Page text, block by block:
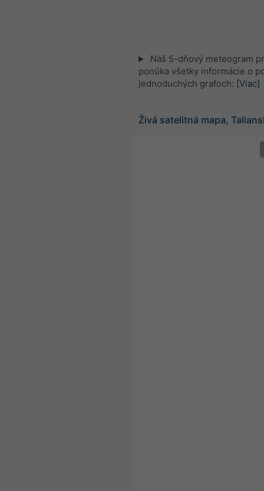
Náš 5-dňový meteogram
ponúka všetky informácie o
jednoduchých grafoch: [Viac]
Živá satelitná mapa,